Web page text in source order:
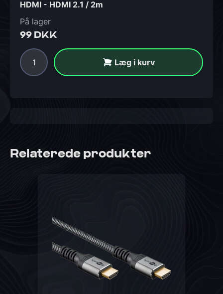
HDMI - HDMI 2.1 / 2m
På lager
99 DKK
Læg i kurv
Relaterede produkter